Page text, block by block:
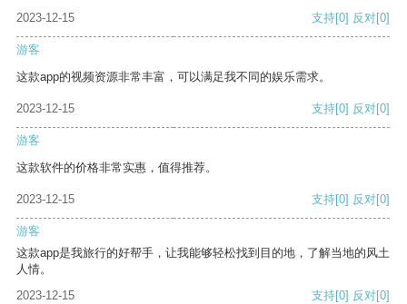
2023-12-15
支持[0] 反对[0]
游客
这款app的视频资源非常丰富，可以满足我不同的娱乐需求。
2023-12-15 支持[0] 反对[0]
游客
这款软件的价格非常实惠，值得推荐。
2023-12-15 支持[0] 反对[0]
游客
这款app是我旅行的好帮手，让我能够轻松找到目的地，了解当地的风土
人情。
2023-12-15
支持[0] 反对[0]